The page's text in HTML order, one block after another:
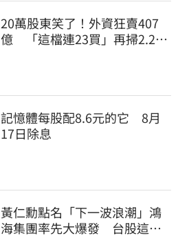
20萬股東笑了！外資狂賣407
億 「這檔連23買」再掃2.2萬
記憶體每股配8.6元的它 8月
17日除息
黃仁勳點名「下一波浪潮」鴻
海集團率先大爆發 台股這族